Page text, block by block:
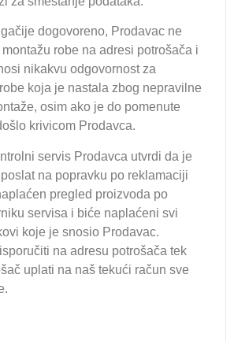
dogovoreno, Prodavac ne
robe na adresi potrošača i
nikakvu odgovornost za
koja je nastala zbog nepravilne
osim ako je do pomenute
krivicom Prodavca.
servis Prodavca utvrdi da je
na popravku po reklamaciji
pregled proizvoda po
servisa i biće naplaćeni svi
koje je snosio Prodavac.
na adresu potrošača tek
uplati na naš tekući račun sve